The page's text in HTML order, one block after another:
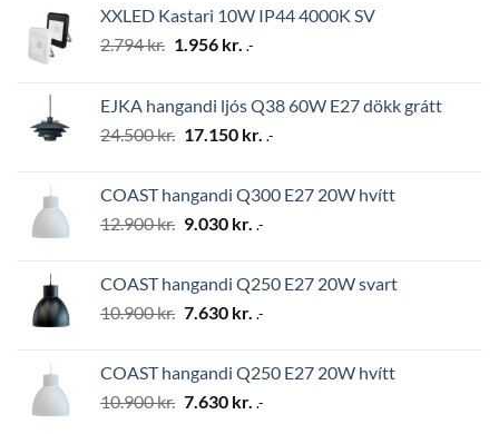
XXLED Kastari 10W IP44 4000K SV
2.794kr. Original
2.794 kr..
1.956 kr. Current
1.956 kr..
.-
EJKA hangandi ljós Q38 60W E27 dökk grátt
24.500kr. Original
24.500 kr..
17.150 kr. Current
17.150 kr..
.-
COAST hangandi Q300 E27 20W hvítt
12.900kr. Original
12.900 kr..
9.030 kr. Current
9.030 kr..
.-
COAST hangandi Q250 E27 20W svart
10.900kr. Original
10.900 kr..
7.630 kr. Current
7.630 kr..
.-
COAST hangandi Q250 E27 20W hvítt
10.900kr. Original
7.630 kr. Current
.-